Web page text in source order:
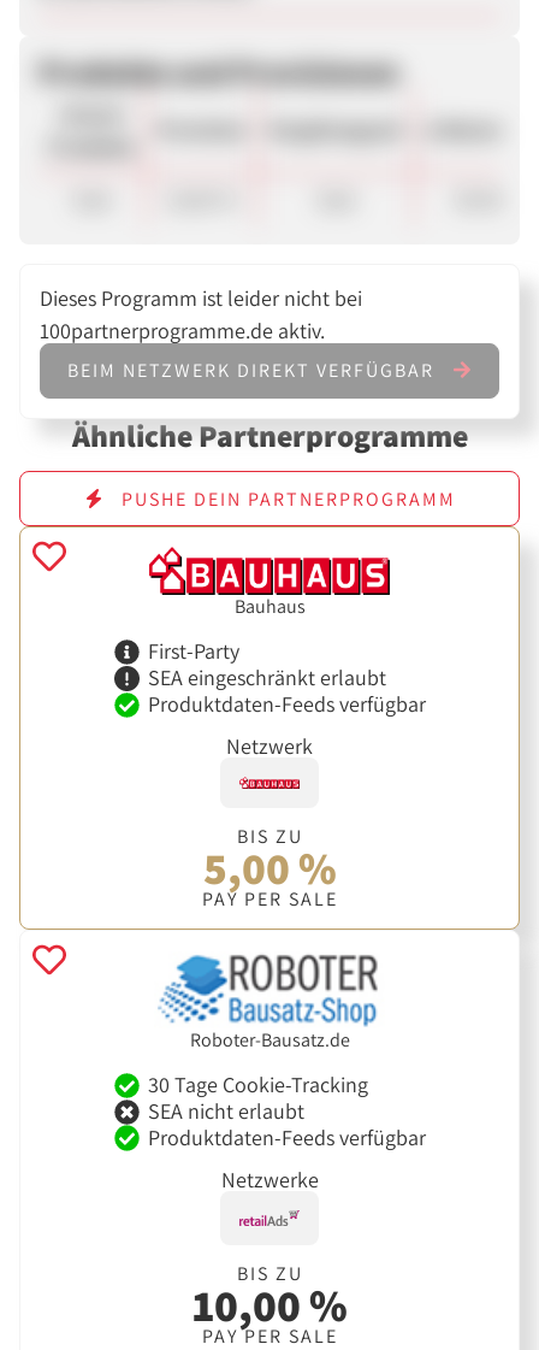
Produkte und Provisionen
Dieses Programm ist leider nicht bei
100partnerprogramme.de aktiv.
BEIM NETZWERK DIREKT VERFÜGBAR
Ähnliche Partnerprogramme
PUSHE DEIN PARTNERPROGRAMM
Bauhaus
First-Party
SEA eingeschränkt erlaubt
Produktdaten-Feeds verfügbar
Netzwerk
BIS ZU
5,00 %
PAY PER SALE
Roboter-Bausatz.de
30 Tage Cookie-Tracking
SEA nicht erlaubt
Produktdaten-Feeds verfügbar
Netzwerke
BIS ZU
10,00 %
PAY PER SALE